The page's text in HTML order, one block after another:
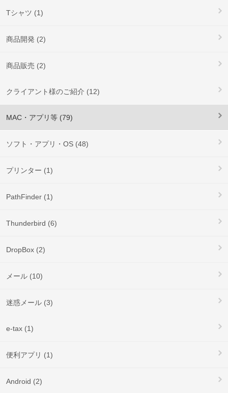
Tシャツ (1)
商品開発 (2)
商品販売 (2)
クライアント様のご紹介 (12)
MAC・アプリ等 (79)
ソフト・アプリ・OS (48)
プリンター (1)
PathFinder (1)
Thunderbird (6)
DropBox (2)
メール (10)
迷惑メール (3)
e-tax (1)
便利アプリ (1)
Android (2)